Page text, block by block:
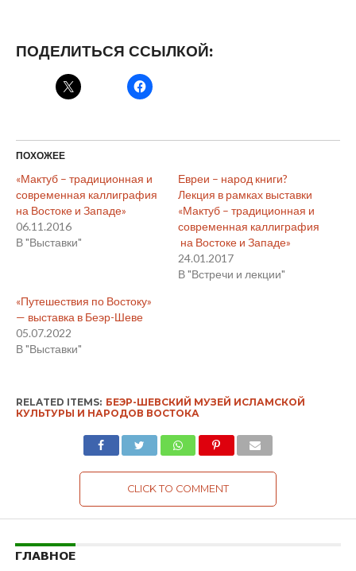
ПОДЕЛИТЬСЯ ССЫЛКОЙ:
ПОХОЖЕЕ
«Мактуб – традиционная и
современная каллиграфия
на Востоке и Западе»
06.11.2016
В "Выставки"
Евреи – народ книги?
Лекция в рамках выставки
«Мактуб – традиционная и
современная каллиграфия
на Востоке и Западе»
24.01.2017
В "Встречи и лекции"
«Путешествия по Востоку»
— выставка в Беэр-Шеве
05.07.2022
В "Выставки"
RELATED ITEMS: БЕЭР-ШЕВСКИЙ МУЗЕЙ ИСЛАМСКОЙ
КУЛЬТУРЫ И НАРОДОВ ВОСТОКА
CLICK TO COMMENT
ГЛАВНОЕ